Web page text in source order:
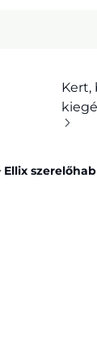
Kert,
Ellix